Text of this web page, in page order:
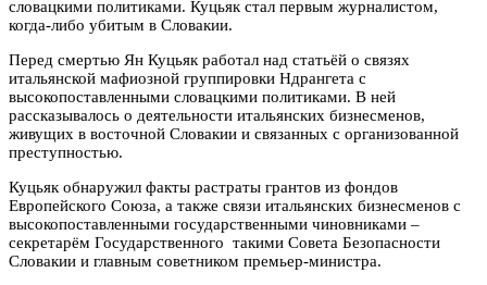
словацкими политиками. Куцьяк стал первым журналистом,
когда-либо убитым в Словакии.
Перед смертью Ян Куцьяк работал над статьёй о связях
итальянской мафиозной группировки Ндрангета с
высокопоставленными словацкими политиками. В ней
рассказывалось о деятельности итальянских бизнесменов,
живущих в восточной Словакии и связанных с организованной
преступностью.
Куцьяк обнаружил факты растраты грантов из фондов
Европейского Союза, а также связи итальянских бизнесменов с
высокопоставленными государственными чиновниками –
секретарём Государственного такими Совета Безопасности
Словакии и главным советником премьер-министра.